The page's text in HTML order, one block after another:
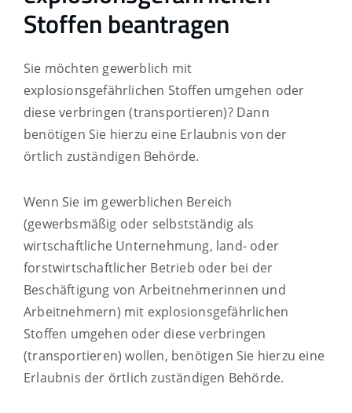
Stoffen beantragen
Sie möchten gewerblich mit
explosionsgefährlichen Stoffen umgehen oder
diese verbringen (transportieren)? Dann
benötigen Sie hierzu eine Erlaubnis von der
örtlich zuständigen Behörde.
Wenn Sie im gewerblichen Bereich
(gewerbsmäßig oder selbstständig als
wirtschaftliche Unternehmung, land- oder
forstwirtschaftlicher Betrieb oder bei der
Beschäftigung von Arbeitnehmerinnen und
Arbeitnehmern) mit explosionsgefährlichen
Stoffen umgehen oder diese verbringen
(transportieren) wollen, benötigen Sie hierzu eine
Erlaubnis der örtlich zuständigen Behörde.